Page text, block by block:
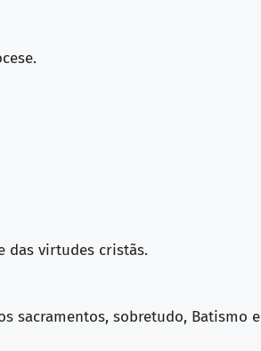
das virtudes cristãs.
sacramentos, sobretudo, Batismo e